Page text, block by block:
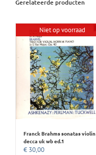
Gerelateerde producten
Niet op voorraad
Franck Brahms sonatas violin
decca uk wb ed.1
€ 30,00